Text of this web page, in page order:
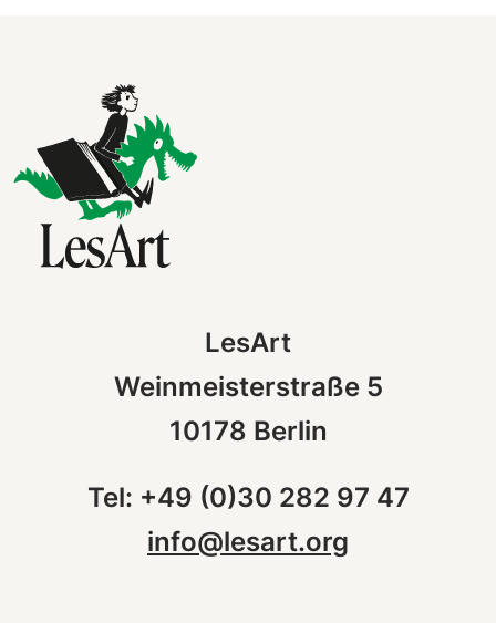
LesArt
Weinmeisterstraße 5
10178 Berlin
Tel: +49 (0)30 282 97 47
info@lesart.org